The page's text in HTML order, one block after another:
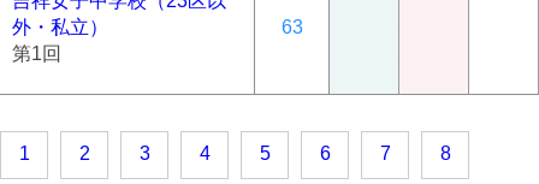
外・私立）
第1回
63
1 2 3 4 5 6 7 8